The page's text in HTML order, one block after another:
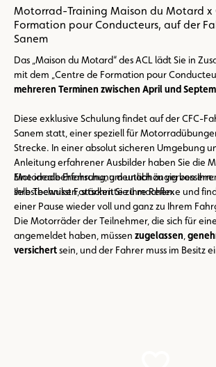
Motorrad-Training Maison du Motard x
Formation pour Conducteurs, auf der
Sanem
Das „Maison du Motard“ des ACL lädt Sie in
mit dem „Centre de Formation pour
mehreren Terminen zwischen April und
Diese exklusive Schulung findet auf der CFC-
Sanem statt, einer speziell für
Strecke. In einer absolut sicheren Umgebung
Anleitung erfahrener Ausbilder haben Sie die
Motorradbeherrschung deutlich zu verbessern:
Ihre Techniken, stärken Sie Ihre Reflexe und
einer Pause wieder voll und ganz zu Ihrem
Eine ideale Erfahrung, um unabhängig von
selbstbewusst Fortschritte zu machen.
Die Motorräder der Teilnehmer, die sich für
angemeldet haben, müssen zugelassen
versichertsein, und der Fahrer muss im Besitz